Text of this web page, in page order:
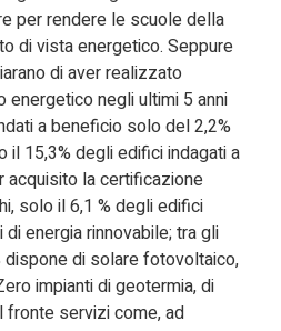
per rendere le scuole della
di vista energetico. Seppure
di aver realizzato
negli ultimi 5 anni
a beneficio solo del 2,2%
15,3% degli edifici indagati a
acquisito la certificazione
solo il 6,1 % degli edifici
energia rinnovabile; tra gli
dispone di solare fotovoltaico,
impianti di geotermia, di
fronte servizi come, ad